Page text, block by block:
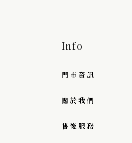
Info
門市資訊
關於我們
售後服務